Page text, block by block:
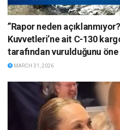
”Rapor neden
Kuvvetleri’ne ait C-130
tarafından vurulduğunu
MARCH 31, 2026